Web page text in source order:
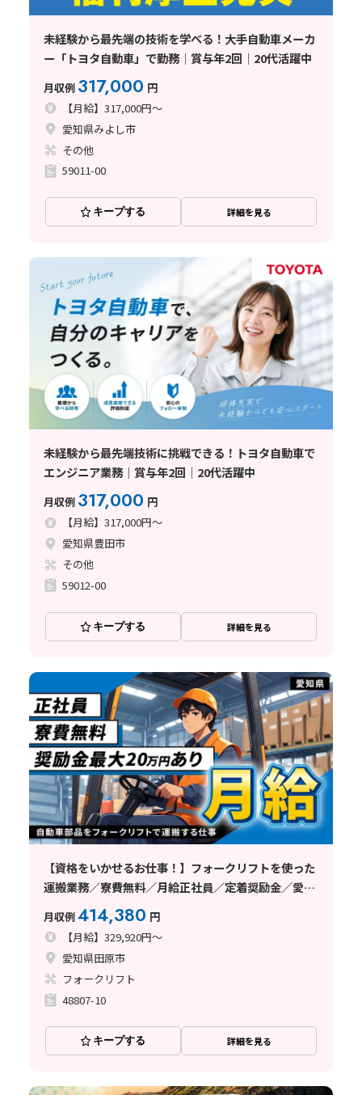
未経験から最先端の技術を学べる！大手自動車メーカ
ー「トヨタ自動車」で勤務│賞与年2回│20代活躍中
月収例 317,000 円
【月給】317,000円～
愛知県みよし市
その他
59011-00
キープする 詳細を見る
未経験から最先端技術に挑戦できる！トヨタ自動車で
エンジニア業務│賞与年2回│20代活躍中
月収例 317,000 円
【月給】317,000円～
愛知県豊田市
その他
59012-00
キープする 詳細を見る
【資格をいかせるお仕事！】フォークリフトを使った
運搬業務／寮費無料／月給正社員／定着奨励金／愛知
県田原市
月収例414,380 円
【月給】329,920円～
愛知県田原市
フォークリフト
48807-10
キープする 詳細を見る